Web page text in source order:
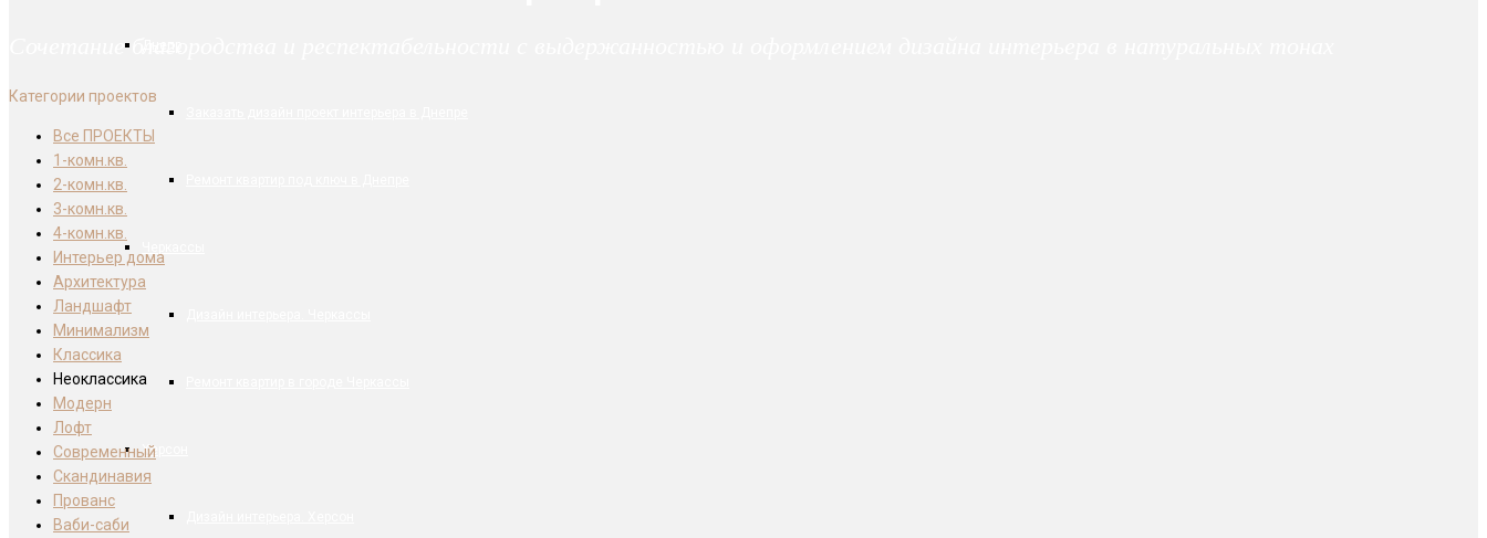
Херсон
Сочетание благородства и респектабельности с выдержанностью и оформлением дизайна интерьера в натуральных тонах
Категории проектов
Все ПРОЕКТЫ
1-комн.кв.
2-комн.кв.
3-комн.кв.
4-комн.кв.
Интерьер дома
Архитектура
Ландшафт
Минимализм
Классика
Неоклассика
Модерн
Лофт
Современный
Скандинавия
Прованс
Ваби-саби